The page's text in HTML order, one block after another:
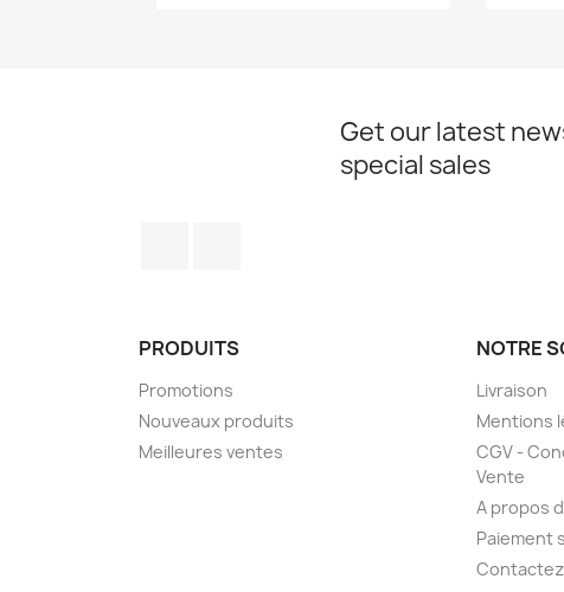
Get our latest
special sales
PRODUITS
Promotions
Nouveaux produits
Meilleures ventes
NOTRE
Livraison
Mentions
CGV -
Vente
A propos
Paiement